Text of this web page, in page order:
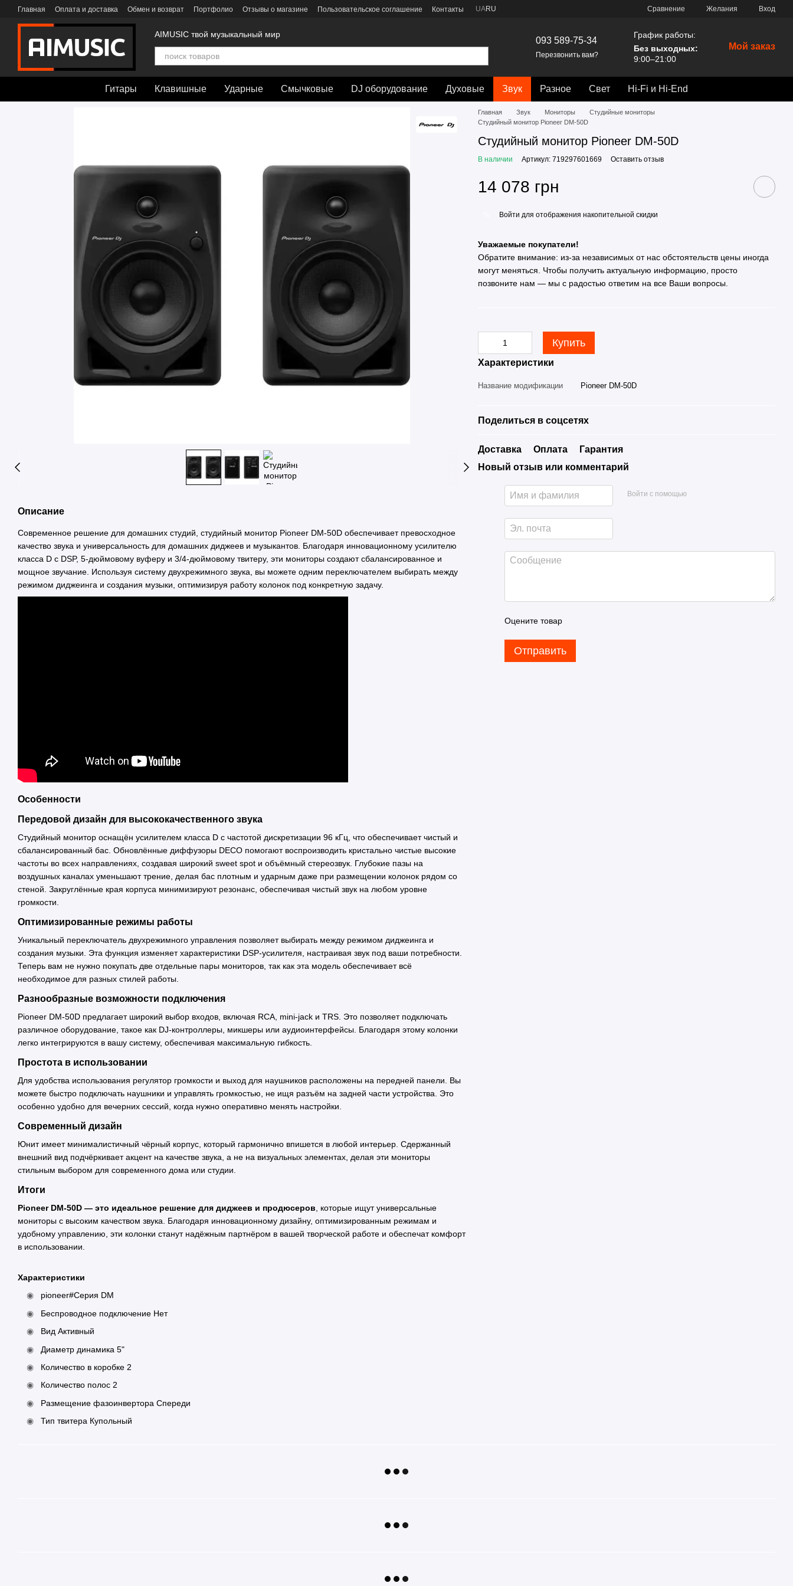
Перейти к основному контенту
Главная Оплата и доставка Обмен и возврат Портфолио Отзывы о магазине Пользовательское соглашение Контакты UARU Сравнение Желания Вход
AIMUSIC твой музыкальный мир
093 589-75-34
Перезвонить вам?
График работы:
Без выходных:
9:00–21:00
Мой заказ
Гитары Клавишные Ударные Смычковые DJ оборудование Духовые Звук Разное Свет Hi-Fi и Hi-End
Описание
Современное решение для домашних студий, студийный монитор Pioneer DM-50D обеспечивает превосходное
качество звука и универсальность для домашних диджеев и музыкантов. Благодаря инновационному усилителю
класса D с DSP, 5-дюймовому вуферу и 3/4-дюймовому твитеру, эти мониторы создают сбалансированное и
мощное звучание. Используя систему двухрежимного звука, вы можете одним переключателем выбирать между
режимом диджеинга и создания музыки, оптимизируя работу колонок под конкретную задачу.
Особенности
Передовой дизайн для высококачественного звука
Студийный монитор оснащён усилителем класса D с частотой дискретизации 96 кГц, что обеспечивает чистый и
сбалансированный бас. Обновлённые диффузоры DECO помогают воспроизводить кристально чистые высокие
частоты во всех направлениях, создавая широкий sweet spot и объёмный стереозвук. Глубокие пазы на
воздушных каналах уменьшают трение, делая бас плотным и ударным даже при размещении колонок рядом со
стеной. Закруглённые края корпуса минимизируют резонанс, обеспечивая чистый звук на любом уровне
громкости.
Оптимизированные режимы работы
Уникальный переключатель двухрежимного управления позволяет выбирать между режимом диджеинга и
создания музыки. Эта функция изменяет характеристики DSP-усилителя, настраивая звук под ваши потребности.
Теперь вам не нужно покупать две отдельные пары мониторов, так как эта модель обеспечивает всё
необходимое для разных стилей работы.
Разнообразные возможности подключения
Pioneer DM-50D предлагает широкий выбор входов, включая RCA, mini-jack и TRS. Это позволяет подключать
различное оборудование, такое как DJ-контроллеры, микшеры или аудиоинтерфейсы. Благодаря этому колонки
легко интегрируются в вашу систему, обеспечивая максимальную гибкость.
Простота в использовании
Для удобства использования регулятор громкости и выход для наушников расположены на передней панели. Вы
можете быстро подключать наушники и управлять громкостью, не ищя разъём на задней части устройства. Это
особенно удобно для вечерних сессий, когда нужно оперативно менять настройки.
Современный дизайн
Юнит имеет минималистичный чёрный корпус, который гармонично впишется в любой интерьер. Сдержанный
внешний вид подчёркивает акцент на качестве звука, а не на визуальных элементах, делая эти мониторы
стильным выбором для современного дома или студии.
Итоги
Pioneer DM-50D — это идеальное решение для диджеев и продюсеров , которые ищут универсальные
мониторы с высоким качеством звука. Благодаря инновационному дизайну, оптимизированным режимам и
удобному управлению, эти колонки станут надёжным партнёром в вашей творческой работе и обеспечат комфорт
в использовании.
Характеристики
pioneer#Серия DM
Беспроводное подключение Нет
Вид Активный
Диаметр динамика 5"
Количество в коробке 2
Количество полос 2
Размещение фазоинвертора Спереди
Тип твитера Купольный
Главная Звук Мониторы
Студийные мониторы
Студийный монитор Pioneer DM-50D
Студийный монитор Pioneer DM-50D
В наличии Артикул: 719297601669 Оставить отзыв
14 078 грн
Войти для отображения накопительной скидки
Уважаемые покупатели!
Обратите внимание: из-за независимых от нас обстоятельств цены иногда
могут меняться. Чтобы получить актуальную информацию, просто
позвоните нам — мы с радостью ответим на все Ваши вопросы.
Купить
Характеристики
Название модификации Pioneer DM-50D
Поделиться в соцсетях
Доставка Оплата
Гарантия
Новый отзыв или комментарий
Войти с помощью
Оцените товар
Отправить